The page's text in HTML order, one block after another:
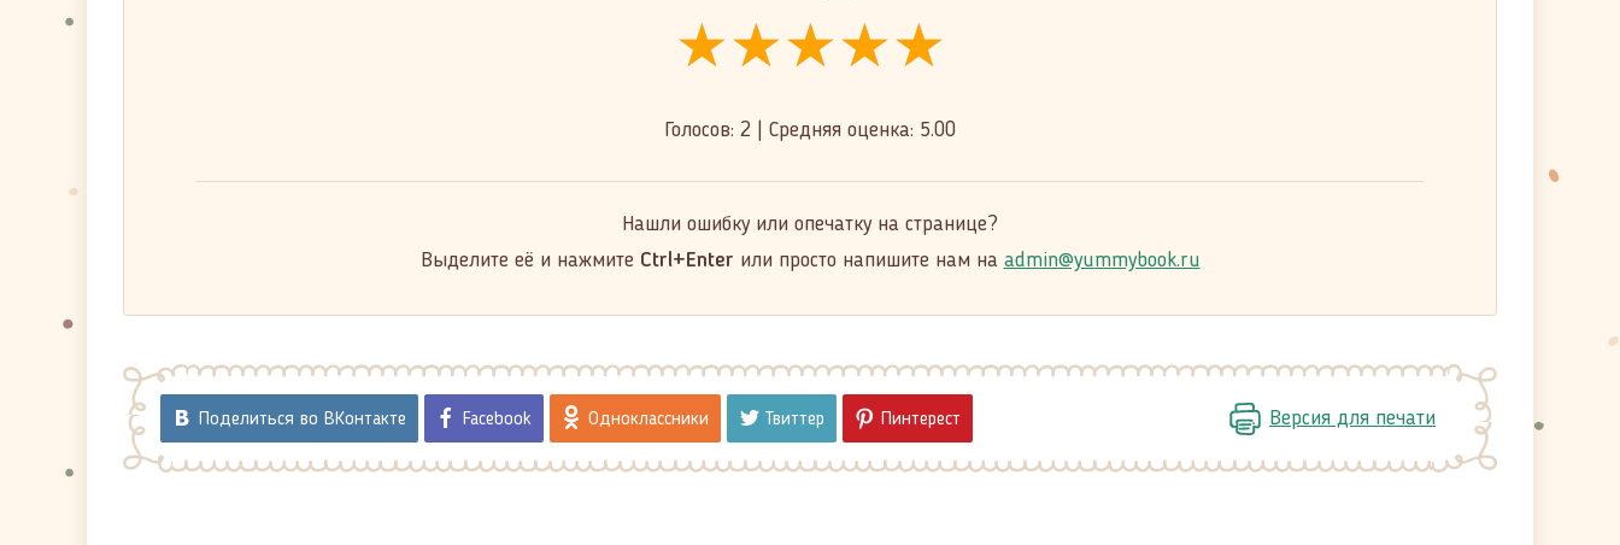
★★★★★
★★★★★
★★★★★
Голосов: 2 Средняя оценка: 5.00
Нашли ошибку или опечатку на странице?
Выделите её и нажмите Ctrl+Enter или просто напишите нам на admin@yummybook.ru
Поделиться во ВКонтакте Facebook Одноклассники Твиттер Пинтерест Версия для печати